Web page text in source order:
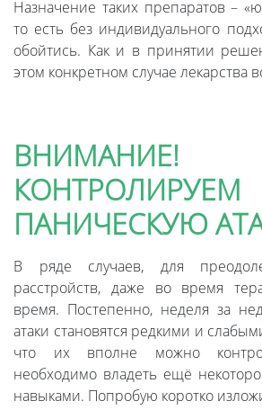
Назначение таких препаратов –
то есть без индивидуального
обойтись. Как и в принятии
этом конкретном случае лекарства
ВНИМАНИЕ!
КОНТРОЛИРУЕМ
ПАНИЧЕСКУЮ
В ряде случаев, для
расстройств, даже во время
время. Постепенно, неделя за
атаки становятся редкими и
что их вполне можно
необходимо владеть ещё
навыками. Попробую коротко